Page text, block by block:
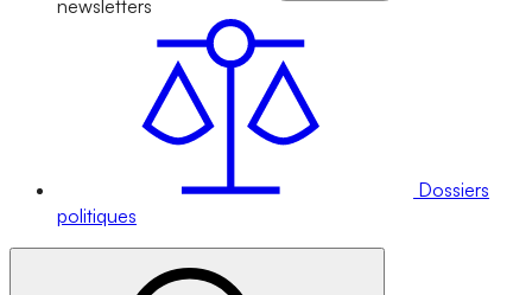
newsletters
Dossiers
politiques